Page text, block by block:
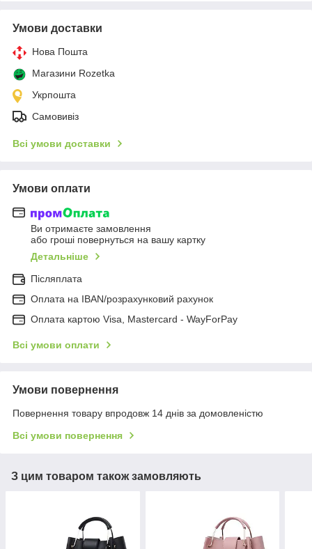
Умови доставки
Нова Пошта
Магазини Rozetka
Укрпошта
Самовивіз
Всі умови доставки
Умови оплати
Ви отримаєте замовлення
або гроші повернуться на вашу картку
Детальніше
Післяплата
Оплата на IBAN/розрахунковий рахунок
Оплата картою Visa, Mastercard - WayForPay
Всі умови оплати
Умови повернення
Повернення товару впродовж 14 днів за домовленістю
Всі умови повернення
З цим товаром також замовляють